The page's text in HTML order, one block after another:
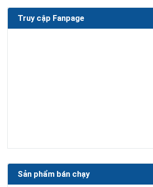
Truy cập Fanpage
Sản phẩm bán chạy